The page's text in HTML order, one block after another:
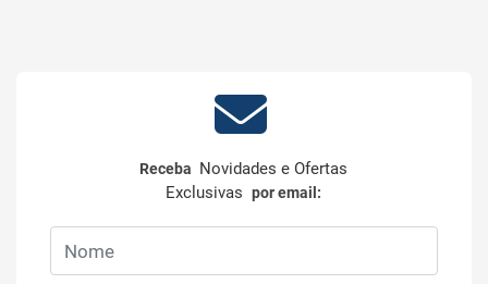
Receba Novidades e Ofertas
Exclusivaspor email: